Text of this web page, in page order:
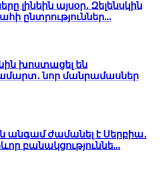
լինեին այսօր․ Զելենսկին
ընտրություններ...
խոստացել են
նոր մանրամասներ
անգամ ժամանել է Սերբիա․
բանակցություննե...